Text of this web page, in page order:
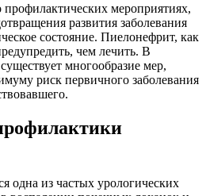
профилактических мероприятиях,
развития заболевания
состояние. Пиелонефрит, как
чем лечить. В
многообразие мер,
риск первичного заболевания
одна из частых урологических